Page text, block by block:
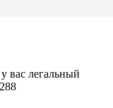
вас легальный